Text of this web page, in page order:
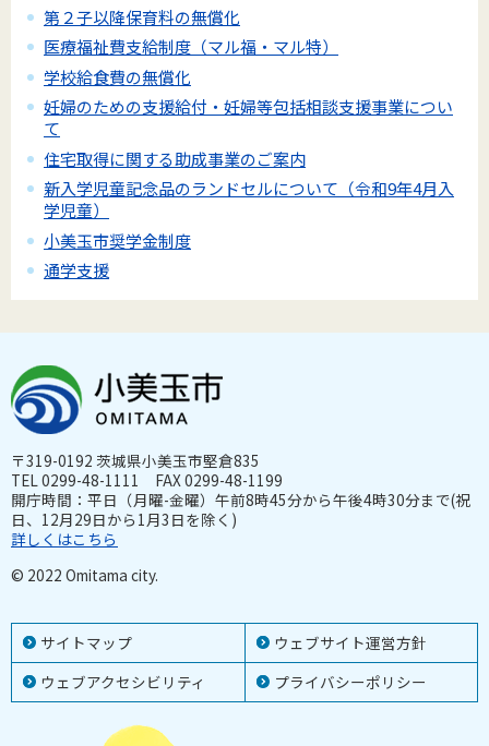
第２子以降保育料の無償化
医療福祉費支給制度（マル福・マル特）
学校給食費の無償化
妊婦のための支援給付・妊婦等包括相談支援事業につい
て
住宅取得に関する助成事業のご案内
新入学児童記念品のランドセルについて（令和9年4月入
学児童）
小美玉市奨学金制度
通学支援
サイトマップ
ウェブサイト運営方針
ウェブアクセシビリティ
プライバシーポリシー
〒319-0192 茨城県小美玉市堅倉835
TEL 0299-48-1111 FAX 0299-48-1199
開庁時間：平日（月曜-金曜）午前8時45分から午後4時30分まで(祝
日、12月29日から1月3日を除く)
詳しくはこちら
© 2022 Omitama city.